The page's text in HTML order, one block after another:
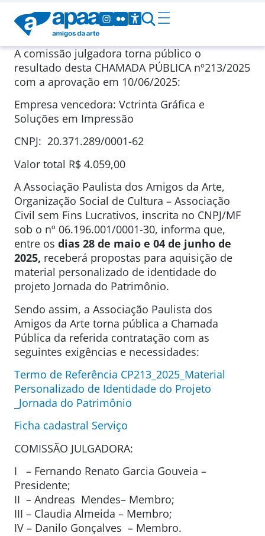
A comissão julgadora torna público o
resultado desta CHAMADA PÚBLICA nº213/2025
com a aprovação em 10/06/2025:
Empresa vencedora: Vctrinta Gráfica e
Soluções em Impressão
CNPJ: 20.371.289/0001-62
Valor total R$ 4.059,00
A Associação Paulista dos Amigos da Arte,
Organização Social de Cultura – Associação
Civil sem Fins Lucrativos, inscrita no CNPJ/MF
sob o nº 06.196.001/0001-30, informa que,
entre os dias 28 de maio e 04 de junho de
2025, receberá propostas para aquisição de
material personalizado de identidade do
projeto Jornada do Patrimônio.
Sendo assim, a Associação Paulista dos
Amigos da Arte torna pública a Chamada
Pública da referida contratação com as
seguintes exigências e necessidades:
Termo de Referência CP213_2025_Material
Personalizado de Identidade do Projeto
_Jornada do Patrimônio
Ficha cadastral Serviço
COMISSÃO JULGADORA:
I – Fernando Renato Garcia Gouveia –
Presidente;
II – Andreas Mendes– Membro;
III – Claudia Almeida – Membro;
IV – Danilo Gonçalves – Membro.